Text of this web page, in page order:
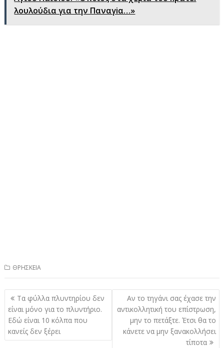
λουλούδια για την Παναγiα…»
ΘΡΗΣΚΕΙΑ
Πλοήγηση
άρθρων
Τα φύλλα πλυντηρίου δεν
είναι μόνο για το πλυντήριο.
Εδώ είναι 10 κόλπα που
κανείς δεν ξέρει
Αν το τηγάνι σας έχασε την
αντικολλητική του επίστρωση,
μην το πετάξτε. Έτσι θα το
κάνετε να μην ξανακολλήσει
τίποτα